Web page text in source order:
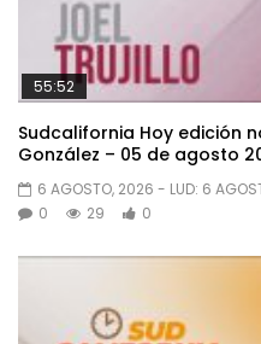
55:52
Sudcalifornia Hoy edición
González – 05 de agosto
6 AGOSTO, 2026 - LUD: 6
0
29 0